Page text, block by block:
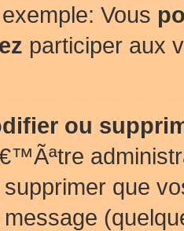
Vous
participer aux
ou
que